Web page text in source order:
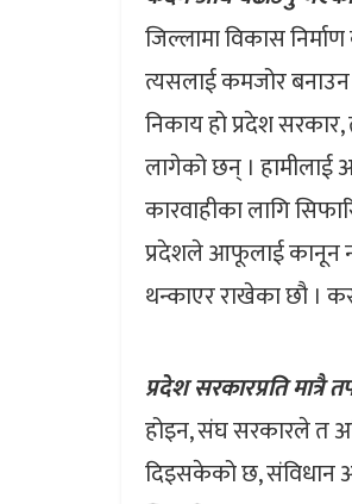
जिल्लामा विकास
त्यसलाई कमजोर
निकाय हो प्रदेश
लागेको छन् । हामीलाई
कारवाहीका लागि
प्रदेशले आफूलाई कानून
थन्काएर राखेका छौ ।
प्रदेश सरकारप्रति
होइन, संघ सरकारले त
दिइसकेको छ, संविधान